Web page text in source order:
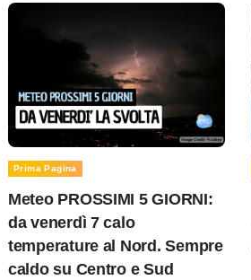
Prima Pagina
Meteo PROSSIMI 5 GIORNI:
da venerdì 7 calo
temperature al Nord. Sempre
caldo su Centro e Sud